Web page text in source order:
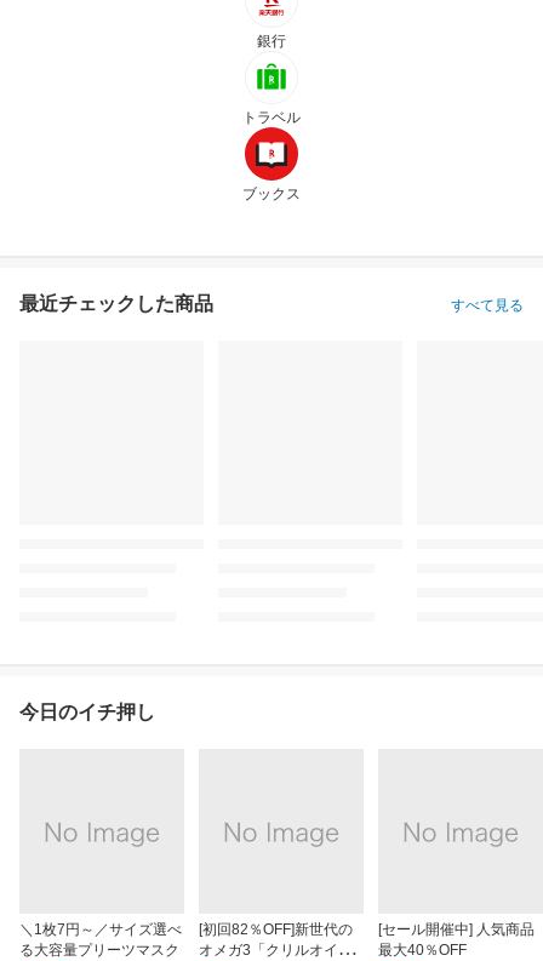
銀行
トラベル
ブックス
最近チェックした商品 すべて見る
今日のイチ押し
＼1枚7円～／サイズ選べ
る大容量プリーツマスク
[初回82％OFF]新世代の
オメガ3「クリルオイ
[セール開催中] 人気商品
最大40％OFF